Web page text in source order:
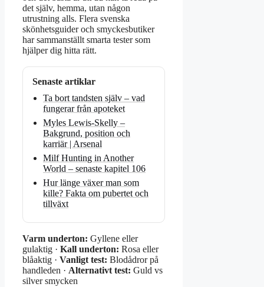
det själv, hemma, utan någon
utrustning alls. Flera svenska
skönhetsguider och smyckesbutiker
har sammanställt smarta tester som
hjälper dig hitta rätt.
Senaste artiklar
Ta bort tandsten själv – vad
fungerar från apoteket
Myles Lewis-Skelly –
Bakgrund, position och
karriär | Arsenal
Milf Hunting in Another
World – senaste kapitel 106
Hur länge växer man som
kille? Fakta om pubertet och
tillväxt
Varm underton: Gyllene eller
gulaktig · Kall underton: Rosa eller
blåaktig · Vanligt test: Blodådror på
handleden · Alternativt test: Guld vs
silver smycken